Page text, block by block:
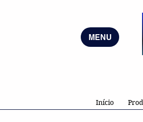
MENU
Início